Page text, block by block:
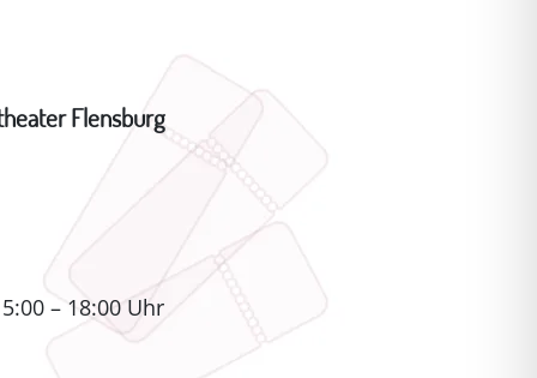
Flensburg
– 18:00 Uhr